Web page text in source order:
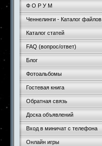
Ф О Р У М
Ченнелинги - Каталог файлов
Каталог статей
FAQ (вопрос/ответ)
Блог
Фотоальбомы
Гостевая книга
Обратная связь
Доска объявлений
Вход в миничат с телефона
Онлайн игры